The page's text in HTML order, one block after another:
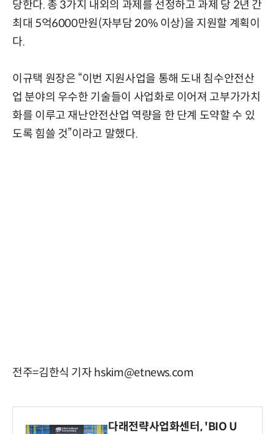
당한다. 총 3가지 내외의 과제를 선정하고 과제 당 2년 간
최대 5억6000만원(자부담 20% 이상)을 지원할 계획이
다.
이규택 원장은 “이번 지원사업을 통해 도내 침수안전산
업 분야의 우수한 기술들이 사업화로 이어져 고부가가치
화를 이루고 재난안전산업 역량을 한 단계 도약할 수 있
도록 힘쓸 것”이라고 말했다.
전주=김한식 기자 hskim@etnews.com
다래전략사업화센터, 'BIO U